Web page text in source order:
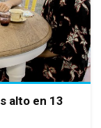
alto en 13